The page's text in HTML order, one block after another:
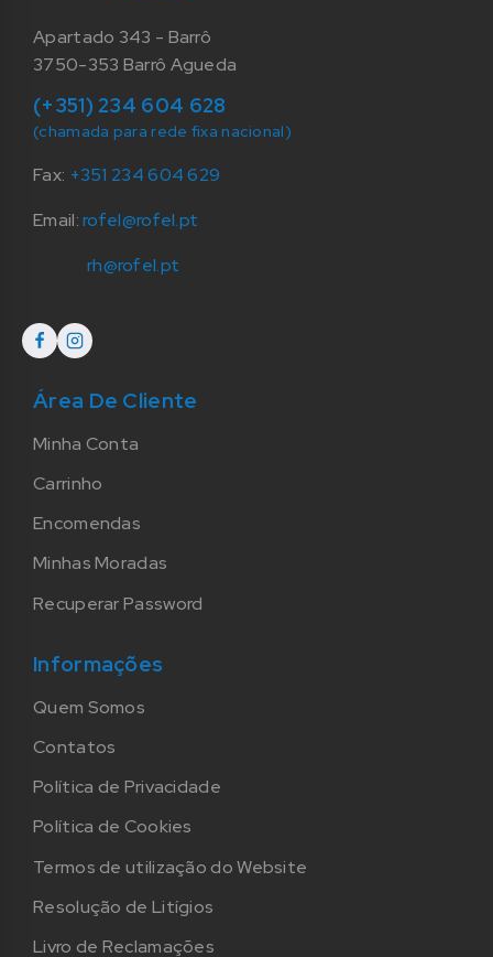
Apartado 343 - Barrô
3750-353 Barrô Agueda
(+351) 234 604 628
(chamada para rede fixa nacional)
Fax: +351 234 604 629
Email:rofel@rofel.pt
rh@rofel.pt
Área De Cliente
Minha Conta
Carrinho
Encomendas
Minhas Moradas
Recuperar Password
Informações
Quem Somos
Contatos
Política de Privacidade
Política de Cookies
Termos de utilização do Website
Resolução de Litígios
Livro de Reclamações